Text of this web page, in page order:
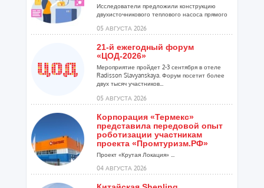
Исследователи предложили конструкцию
двухисточникового теплового насоса прямого
05 АВГУСТА 2026
21-й ежегодный форум
«ЦОД-2026»
Мероприятие пройдет 2-3 сентября в отеле
Radisson Slavyanskaya. Форум посетит более
двух тысяч участников...
05 АВГУСТА 2026
Корпорация «Термекс»
представила передовой опыт
роботизации участникам
проекта «Промтуризм.РФ»
Проект «Крутая Локация» ...
04 АВГУСТА 2026